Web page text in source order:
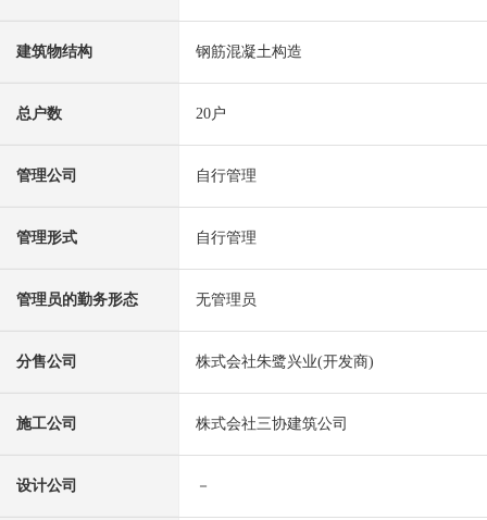
建筑物结构 钢筋混凝土构造
总户数 20户
管理公司 自行管理
管理形式 自行管理
管理员的勤务形态 无管理员
分售公司 株式会社朱鹭兴业(开发商)
施工公司 株式会社三协建筑公司
设计公司 －